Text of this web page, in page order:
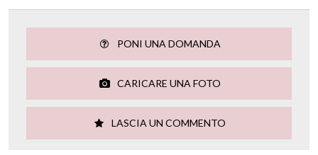
PONI UNA DOMANDA
CARICARE UNA FOTO
LASCIA UN COMMENTO